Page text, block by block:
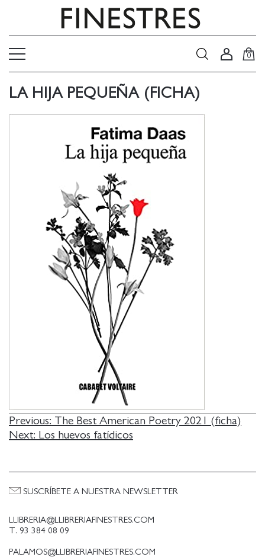
0
LA HIJA PEQUEÑA (FICHA)
NAVEGACIÓN
DE
Previous: The Best American Poetry 2021 (ficha)
Next: Los huevos fatídicos
LLIBRERIA@LLIBRERIAFINESTRES.COM
T. 93 384 08 09
PALAMOS@LLIBRERIAFINESTRES.COM
SUSCRÍBETE A NUESTRA NEWSLETTER